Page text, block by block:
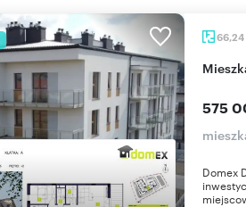
66,24
575
Domex